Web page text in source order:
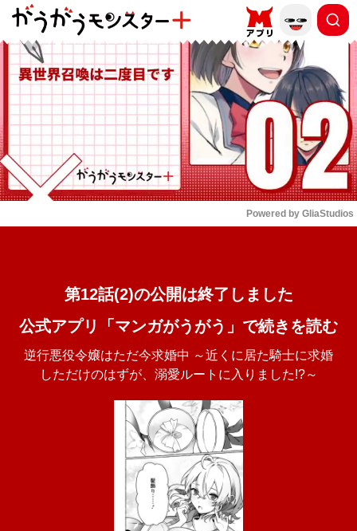
もっと読む
Powered by GliaStudios
第12話(2)の公開は終了しました
公式アプリ「マンガがうがう」で続きを読む
逆行悪役令嬢はただ今求婚中 ～近くに居た騎士に求婚
しただけのはずが、溺愛ルートに入りました!?～